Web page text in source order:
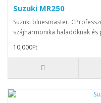
Suzuki MR250
Suzuki bluesmaster.
szájharmonika haladóknak és
10,000Ft